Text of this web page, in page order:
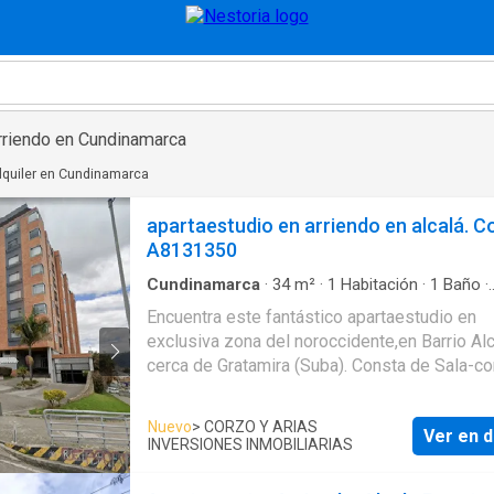
en Cundinamarca
en Cundinamarca
apartaestudio en arriendo en alcalá.
A8131350
Cundinamarca · 34m² · 1 Habitación · 1 Baño ·
Ascensor
Encuentra este fantástico apartaestudio en
exclusiva zona del noroccidente,en Barrio
cerca de Gratamira (Suba). Consta de Sala-
habitación y un baño. Goza de buena
ventilación. Es en segundo piso, con ascensor.
tambien un garaje con servidumbre.
Nuevo> CORZO Y ARIAS
INVERSIONES INMOBILIARIAS
Ver en